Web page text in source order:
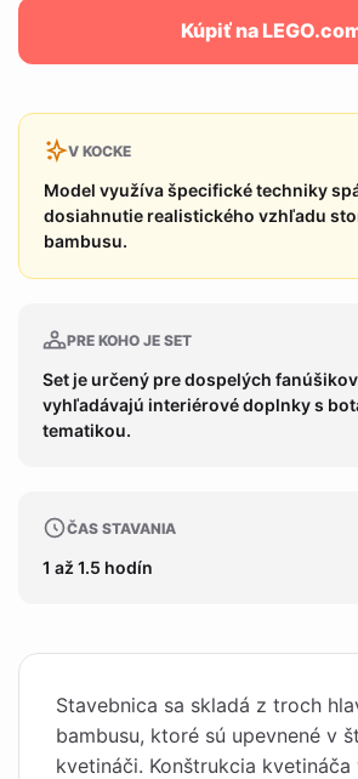
Kúpiť na
V KOCKE
Model využíva špecifické techniky
dosiahnutie realistického vzhľadu
bambusu.
PRE KOHO JE SET
Set je určený pre dospelých
vyhľadávajú interiérové doplnky s
tematikou.
ČAS STAVANIA
1 až 1.5 hodín
Stavebnica sa skladá z troch
bambusu, ktoré sú upevnené v
kvetináči. Konštrukcia kvetináča